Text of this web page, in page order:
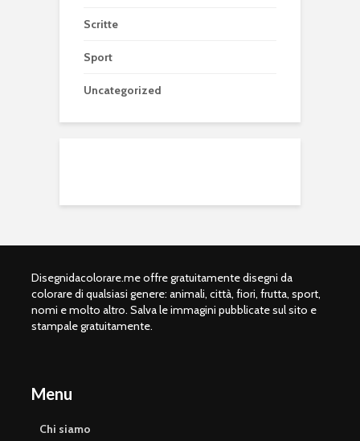
Scritte
Sport
Uncategorized
Disegnidacolorare.me offre gratuitamente disegni da
colorare di qualsiasi genere: animali, città, fiori, frutta, sport,
nomi e molto altro. Salva le immagini pubblicate sul sito e
stampale gratuitamente.
Menu
Chi siamo